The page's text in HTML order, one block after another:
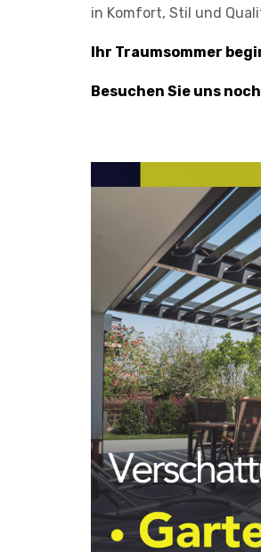
in Komfort, Stil und
Ihr Traumsommer
Besuchen Sie uns